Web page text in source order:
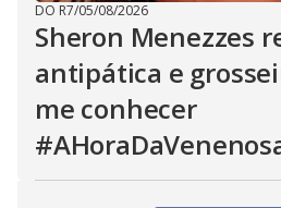
DO R7/05/08/2026
Sheron Menezzes
antipática e
me conhecer